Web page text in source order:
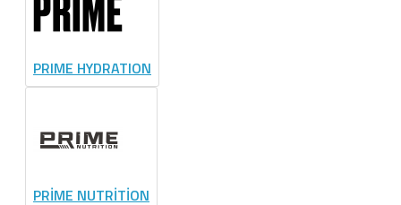
PRIME HYDRATION
PRİME NUTRİTİON